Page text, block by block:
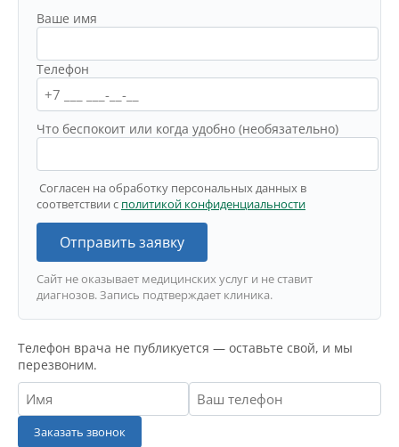
Ваше имя
Телефон
Что беспокоит или когда удобно (необязательно)
Согласен на обработку персональных данных в
соответствии с политикой конфиденциальности
Отправить заявку
Сайт не оказывает медицинских услуг и не ставит
диагнозов. Запись подтверждает клиника.
Телефон врача не публикуется — оставьте свой, и мы
перезвоним.
Заказать звонок